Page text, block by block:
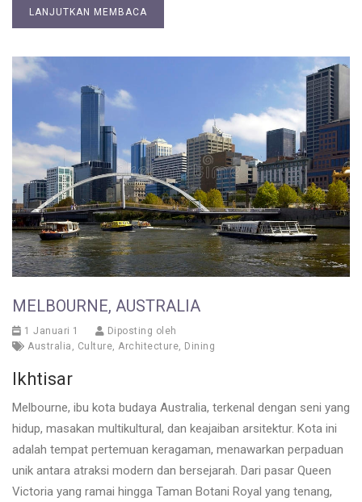
LANJUTKAN MEMBACA
MELBOURNE, AUSTRALIA
1 Januari 1
Diposting oleh
Australia
Culture Architecture Dining
Ikhtisar
Melbourne, ibu kota budaya Australia, terkenal dengan seni yang
hidup, masakan multikultural, dan keajaiban arsitektur. Kota ini
adalah tempat pertemuan keragaman, menawarkan perpaduan
unik antara atraksi modern dan bersejarah. Dari pasar Queen
Victoria yang ramai hingga Taman Botani Royal yang tenang,